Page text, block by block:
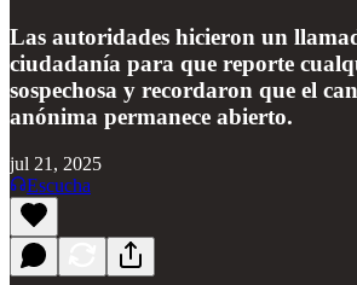
Las autoridades hicieron un
ciudadanía para que reporte
sospechosa y recordaron que el
anónima permanece abierto.
jul 21, 2025
Escucha